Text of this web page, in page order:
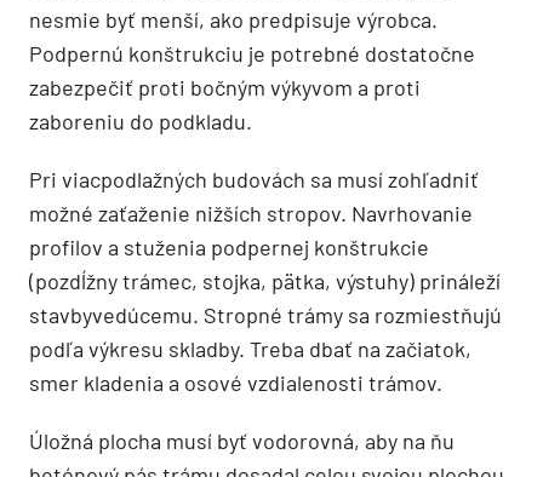
nesmie byť menší, ako predpisuje výrobca.
Podpernú konštrukciu je potrebné dostatočne
zabezpečiť proti bočným výkyvom a proti
zaboreniu do podkladu.
Pri viacpodlažných budovách sa musí zohľadniť
možné zaťaženie nižších stropov. Navrhovanie
profilov a stuženia podpernej konštrukcie
(pozdĺžny trámec, stojka, pätka, výstuhy) prináleží
stavbyvedúcemu. Stropné trámy sa rozmiestňujú
podľa výkresu skladby. Treba dbať na začiatok,
smer kladenia a osové vzdialenosti trámov.
Úložná plocha musí byť vodorovná, aby na ňu